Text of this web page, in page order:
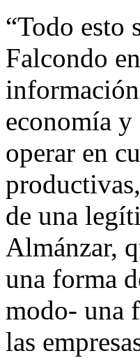
“Todo esto
Falcondo
economía y
operar en
de una
Almánzar,
una forma
modo- una
las